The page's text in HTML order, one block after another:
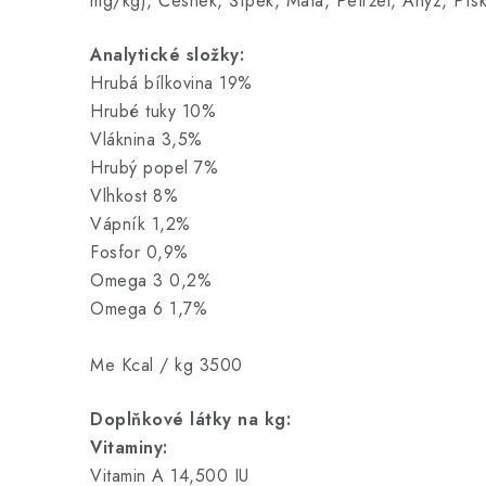
Analytické složky:
Hrubá bílkovina 19%
Hrubé tuky 10%
Vláknina 3,5%
Hrubý popel 7%
Vlhkost 8%
Vápník 1,2%
Fosfor 0,9%
Omega 3 0,2%
Omega 6 1,7%
Me Kcal / kg 3500
Doplňkové látky na kg:
Vitaminy:
Vitamin A 14,500 IU